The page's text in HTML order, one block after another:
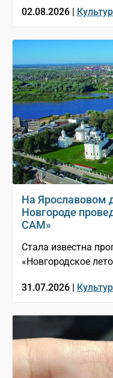
02.08.2026 |
На Ярославовом
Новгороде
САМ»
Стала известна
«Новгородское
31.07.2026 |